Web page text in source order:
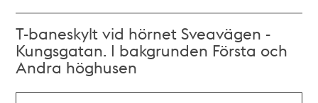
T-baneskylt vid hörnet Sveavägen -
Kungsgatan. I bakgrunden Första och
Andra höghusen